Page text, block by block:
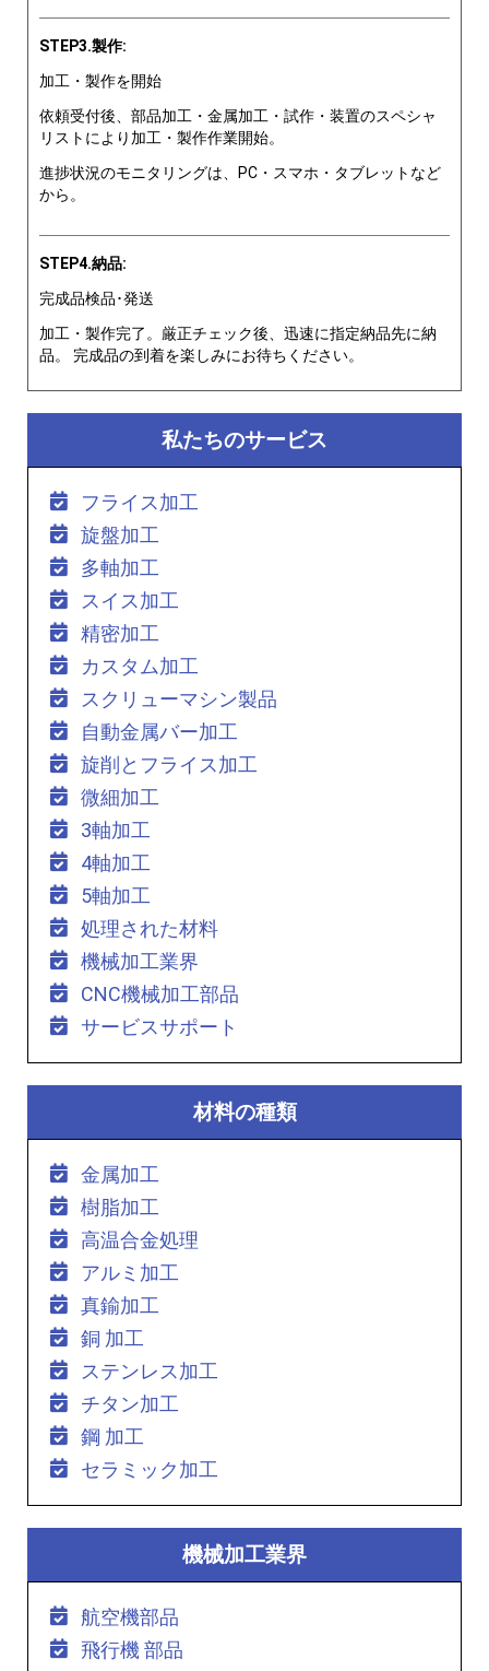
STEP3.製作:
加工・製作を開始
依頼受付後、部品加工・金属加工・試作・装置のスペシャ
リストにより加工・製作作業開始。
進捗状況のモニタリングは、PC・スマホ・タブレットなど
から。
STEP4.納品:
完成品検品･発送
加工・製作完了。厳正チェック後、迅速に指定納品先に納
品。 完成品の到着を楽しみにお待ちください。
私たちのサービス
フライス加工
旋盤加工
多軸加工
スイス加工
精密加工
カスタム加工
スクリューマシン製品
自動金属バー加工
旋削とフライス加工
微細加工
3軸加工
4軸加工
5軸加工
処理された材料
機械加工業界
CNC機械加工部品
サービスサポート
材料の種類
金属加工
樹脂加工
高温合金処理
アルミ加工
真鍮加工
銅 加工
ステンレス加工
チタン加工
鋼 加工
セラミック加工
機械加工業界
航空機部品
飛行機 部品